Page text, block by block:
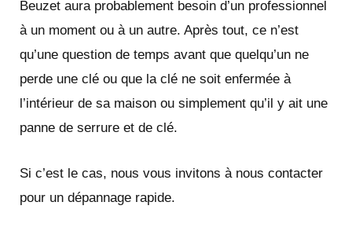
Beuzet aura probablement besoin d’un professionnel
à un moment ou à un autre. Après tout, ce n’est
qu’une question de temps avant que quelqu’un ne
perde une clé ou que la clé ne soit enfermée à
l’intérieur de sa maison ou simplement qu’il y ait une
panne de serrure et de clé.
Si c’est le cas, nous vous invitons à nous contacter
pour un dépannage rapide.